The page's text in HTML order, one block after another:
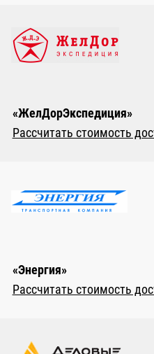
«ЖелДорЭкспедиция»
Рассчитать стоимость
«Энергия»
Рассчитать стоимость